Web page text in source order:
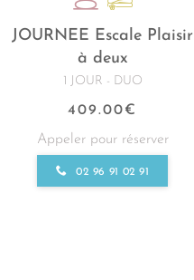
JOURNEE Escale Plaisir
à deux
1 JOUR - DUO
409.00€
Appeler pour réserver
02 96 91 02 91